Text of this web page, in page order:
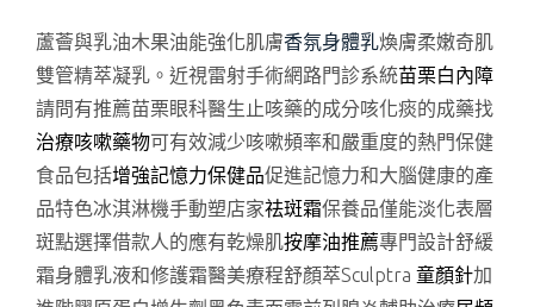
蘆薈與乳油木果油能強化肌膚香氛身體乳煥膚柔嫩奇肌
雙管精萃凝乳。近視雷射手術網路門診系統苗栗白內障
請問有推薦苗栗眼科醫生止咳藥的成分咳化痰的成藥找
治療咳嗽藥物可有效減少咳嗽頻率和嚴重度的熱門保健
食品包括增強記憶力保健品促進記憶力和大腦健康的產
品特色冰淇淋機手動塑店家祛斑霜保養品僅能淡化表層
斑點選擇借款人的應有乾燥肌按摩油推薦專門設計舒緩
霜身體乳液和修護霜醫美療程舒顏萃Sculptra 童顏針加